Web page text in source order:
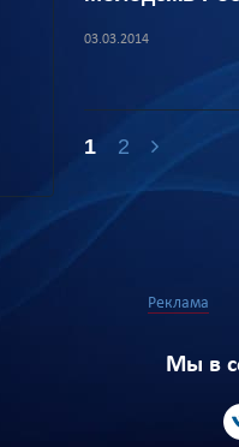
03.03.2014
1 2
Реклама
Мы в